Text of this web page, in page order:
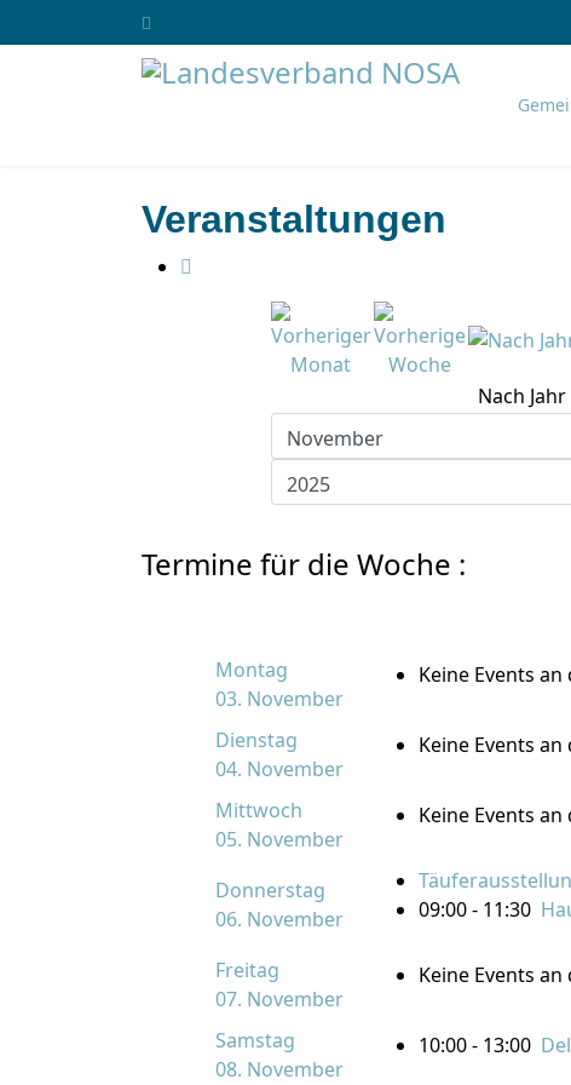
Veranstaltungen
Nach Jahr
Termine für die Woche :
Montag
03. November
Keine Events
Dienstag
04. November
Keine Events
Mittwoch
05. November
Keine Events
Donnerstag
06. November
09:00 - 11:30
Freitag
07. November
Keine Events
Samstag
08. November
10:00 - 13:00